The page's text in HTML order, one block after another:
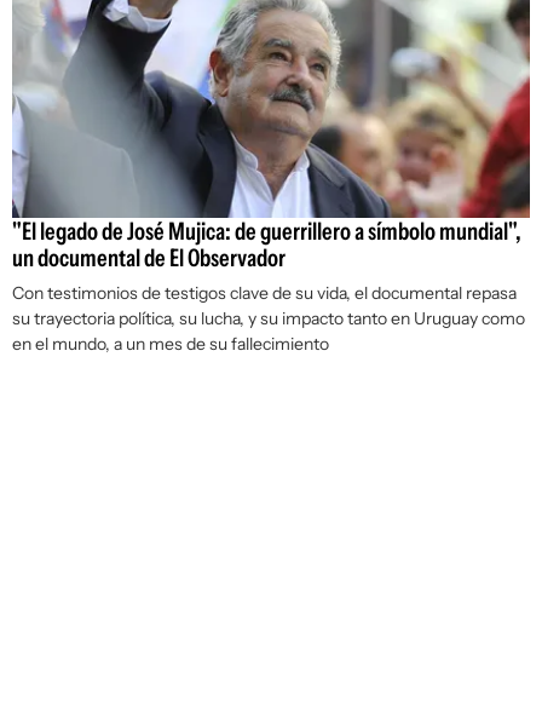
"El legado de José Mujica: de guerrillero a símbolo mundial",
un documental de El Observador
Con testimonios de testigos clave de su vida, el documental repasa
su trayectoria política, su lucha, y su impacto tanto en Uruguay como
en el mundo, a un mes de su fallecimiento